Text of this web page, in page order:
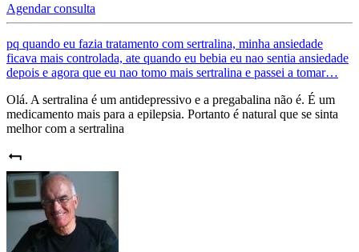
Agendar consulta
pq quando eu fazia tratamento com sertralina, minha ansiedade
ficava mais controlada, ate quando eu bebia eu nao sentia ansiedade
depois e agora que eu nao tomo mais sertralina e passei a tomar…
Olá. A sertralina é um antidepressivo e a pregabalina não é. É um
medicamento mais para a epilepsia. Portanto é natural que se sinta
melhor com a sertralina